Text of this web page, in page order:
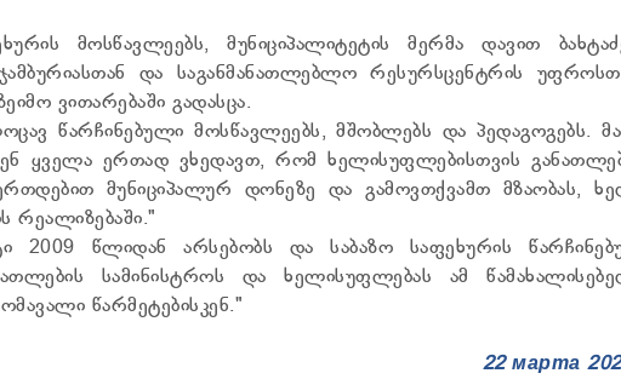
მოსწავლეებს, მუნიციპალიტეტის მერმა დავით
და საგანმანათლებლო რესურსცენტრის
ვითარებაში გადასცა.
წარჩინებული მოსწავლეებს, მშობლებს და პედაგოგებს.
ყველა ერთად ვხედავთ, რომ ხელისუფლებისთვის
მუნიციპალურ დონეზე და გამოვთქვამთ მზაობას,
რეალიზებაში."
2009 წლიდან არსებობს და საბაზო საფეხურის
სამინისტროს და ხელისუფლებას ამ
წარმეტებისკენ."
22 марта